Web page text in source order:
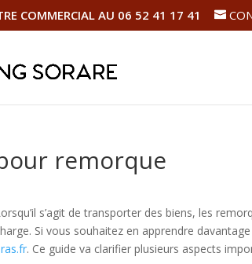
COMMERCIAL AU 06 52 41 17 41
remorque
s’agit de transporter des biens, les
Si vous souhaitez en apprendre
. Ce guide va clarifier plusieurs aspects